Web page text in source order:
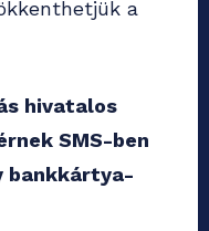
a
hivatalos
SMS-ben
bankkártya-